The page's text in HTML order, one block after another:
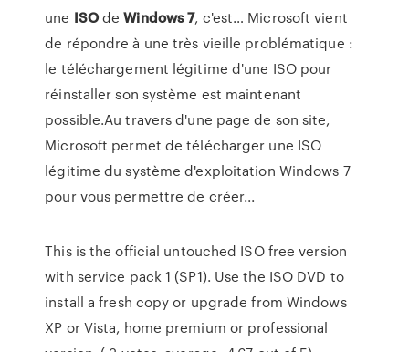
une ISOdeWindows7, c'est… Microsoft vient
de répondre à une très vieille problématique :
le téléchargement légitime d'une ISO pour
réinstaller son système est maintenant
possible.Au travers d'une page de son site,
Microsoft permet de télécharger une ISO
légitime du système d'exploitation Windows 7
pour vous permettre de créer...
This is the official untouched ISO free version
with service pack 1 (SP1). Use the ISO DVD to
install a fresh copy or upgrade from Windows
XP or Vista, home premium or professional